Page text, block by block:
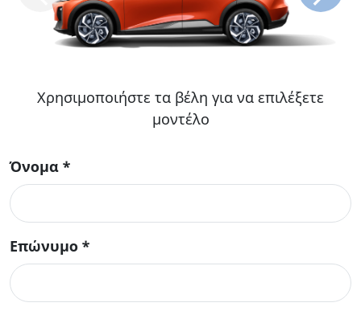
Χρησιμοποιήστε τα βέλη για να επιλέξετε
μοντέλο
Όνομα *
Επώνυμο *